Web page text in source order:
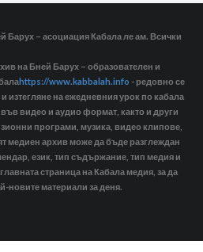
Барух – асоциация Кабала ле ам. Всички
на Бней Барух – образователен и
https://www.kabbalah.info - редовно се
изтегляне на ежедневния урок по кабала
видео и аудио формат, както и други
програми, музика, видео клипове,
медиен архив може да бъде разглеждан
език, тип съдържание, тип медия и
страница на Кабала медия, за да
новите материали за деня.